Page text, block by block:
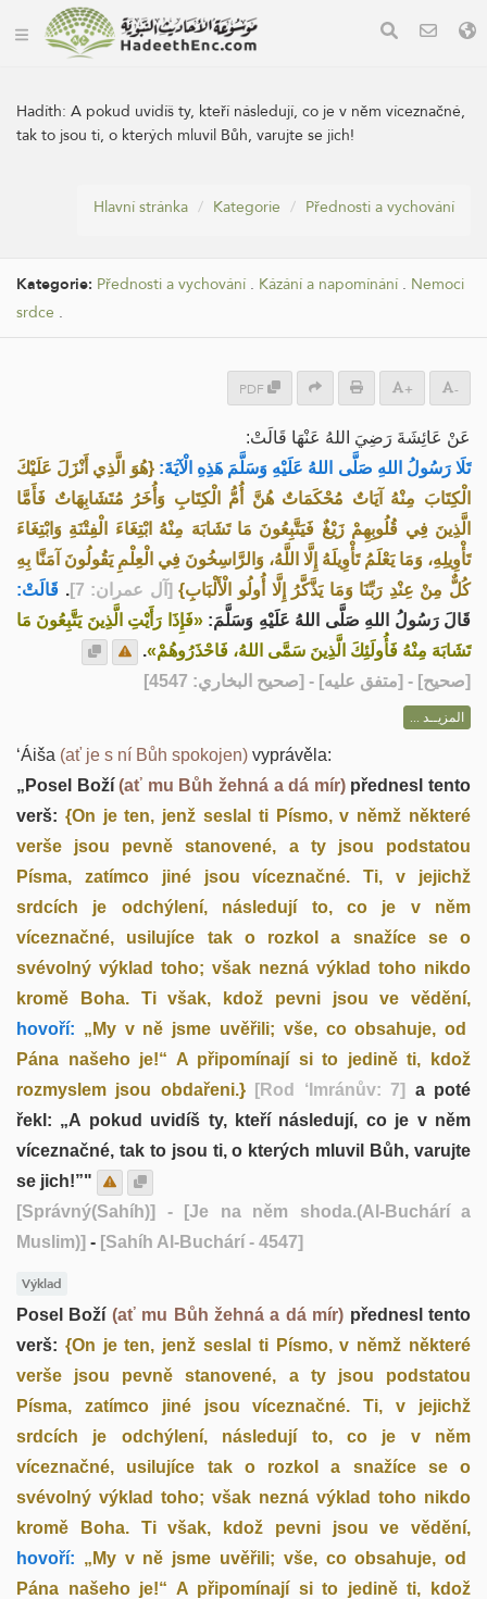
Hadíth:A pokud uvidíš ty, kteří následují, co je v něm víceznačné,
tak to jsou ti, o kterých mluvil Bůh, varujte se jich!
Hlavní stránka Kategorie Přednosti a vychování
Kategorie: Přednosti a vychování . Kázání a napomínání . Nemoci
srdce .
PDF + -
عَنْ ‌عَائِشَةَ رَضِيَ اللهُ عَنْهَا قَالَتْ:
تَلَا رَسُولُ اللهِ صَلَّى اللهُ عَلَيْهِ وَسَلَّمَ هَذِهِ الْآيَةَ: {هُوَ الَّذِي أَنْزَلَ عَلَيْكَ
الْكِتَابَ مِنْهُ آيَاتٌ مُحْكَمَاتٌ هُنَّ أُمُّ الْكِتَابِ وَأُخَرُ مُتَشَابِهَاتٌ فَأَمَّا
الَّذِينَ فِي قُلُوبِهِمْ زَيْغٌ فَيَتَّبِعُونَ مَا تَشَابَهَ مِنْهُ ابْتِغَاءَ الْفِتْنَةِ وَابْتِغَاءَ
تَأْوِيلِهِ، وَمَا يَعْلَمُ تَأْوِيلَهُ إِلَّا اللَّهُ، وَالرَّاسِخُونَ فِي الْعِلْمِ يَقُولُونَ آمَنَّا بِهِ
كُلٌّ مِنْ عِنْدِ رَبِّنَا وَمَا يَذَّكَّرُ إِلَّا أُولُو الْأَلْبَابِ} [آل عمران: 7] . قَالَتْ:
قَالَ رَسُولُ اللهِ صَلَّى اللهُ عَلَيْهِ وَسَلَّمَ:«فَإِذَا رَأَيْتِ الَّذِينَ يَتَّبِعُونَ مَا
تَشَابَهَ مِنْهُ فَأُولَئِكَ الَّذِينَ سَمَّى اللهُ، فَاحْذَرُوهُمْ».
[صحيح] - [متفق عليه] - [صحيح البخاري: 4547]
المزيــد ...
‘Áiša (ať je s ní Bůh spokojen) vyprávěla:
„Posel Boží(ať mu Bůh žehná a dá mír)přednesl tento
verš: {On je ten, jenž seslal ti Písmo, v němž některé
verše jsou pevně stanovené, a ty jsou podstatou
Písma, zatímco jiné jsou víceznačné. Ti, v jejichž
srdcích je odchýlení, následují to, co je v něm
víceznačné, usilujíce tak o rozkol a snažíce se o
svévolný výklad toho; však nezná výklad toho nikdo
kromě Boha. Ti však, kdož pevni jsou ve vědění,
hovoří: „My v ně jsme uvěřili; vše, co obsahuje, od
Pána našeho je!“ A připomínají si to jedině ti, kdož
rozmyslem jsou obdařeni.}
[Rod ‘Imránův: 7]
a poté
řekl: „A pokud uvidíš ty, kteří následují, co je v něm
víceznačné, tak to jsou ti, o kterých mluvil Bůh, varujte
se jich!”"
[Správný(Sahíh)]
- [Je na něm shoda.(Al-Buchárí a
Muslim)] - [Sahíh Al-Buchárí - 4547]
Výklad
Posel Boží (ať mu Bůh žehná a dá mír) přednesl tento
verš: {On je ten, jenž seslal ti Písmo, v němž některé
verše jsou pevně stanovené, a ty jsou podstatou
Písma, zatímco jiné jsou víceznačné. Ti, v jejichž
srdcích je odchýlení, následují to, co je v něm
víceznačné, usilujíce tak o rozkol a snažíce se o
svévolný výklad toho; však nezná výklad toho nikdo
kromě Boha. Ti však, kdož pevni jsou ve vědění,
hovoří: „My v ně jsme uvěřili; vše, co obsahuje, od
Pána našeho je!“ A připomínají si to jedině ti, kdož